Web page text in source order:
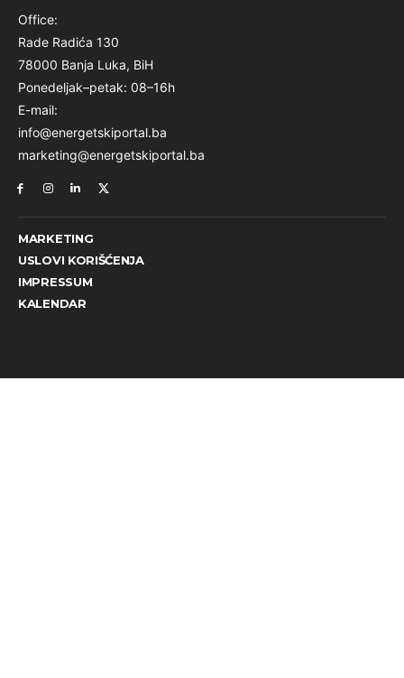
Office:
Rade Radića 130
78000 Banja Luka, BiH
Ponedeljak–petak: 08–16h
E-mail:
info@energetskiportal.ba
marketing@energetskiportal.ba
MARKETING
USLOVI KORIŠĆENJA
IMPRESSUM
KALENDAR